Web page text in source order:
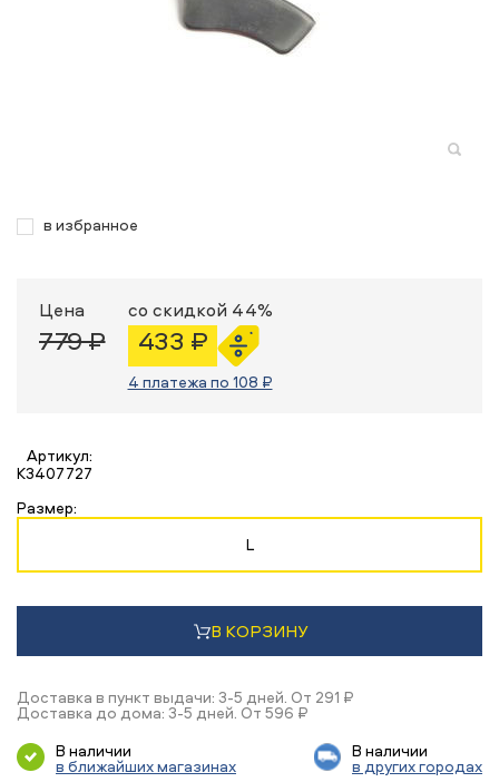
в избранное
Цена
779 ₽
со скидкой 44%
433 ₽
4 платежа по 108 ₽
Артикул:
K3407727
Размер:
L
В КОРЗИНУ
Доставка в пункт выдачи: 3-5 дней. От 291 ₽
Доставка до дома: 3-5 дней. От 596 ₽
В наличии
в ближайших магазинах
В наличии
в других городах